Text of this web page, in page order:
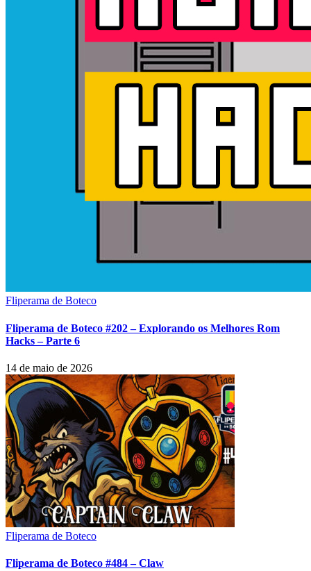
Fliperama de Boteco
Fliperama de Boteco #202 – Explorando os Melhores Rom
Hacks – Parte 6
14 de maio de 2026
Fliperama de Boteco
Fliperama de Boteco #484 – Claw